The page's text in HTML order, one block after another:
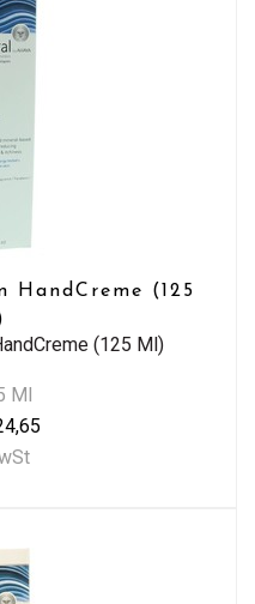
HandCreme (125
(125 Ml)
Ml